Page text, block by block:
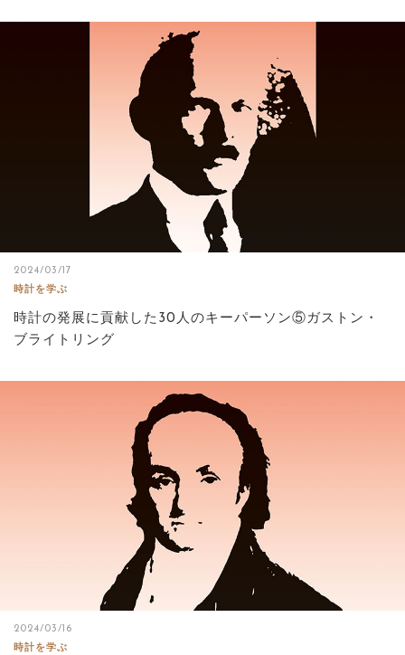
2024/03/17
時計を学ぶ
時計の発展に貢献した30人のキーパーソン⑤ガストン・
ブライトリング
2024/03/16
時計を学ぶ